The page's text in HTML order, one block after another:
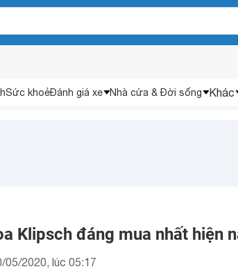
Sức khoẻĐánh giá xe Nhà cửa & Đời sống Khác
Klipsch đáng mua nhất hiện
05/2020, lúc 05:17